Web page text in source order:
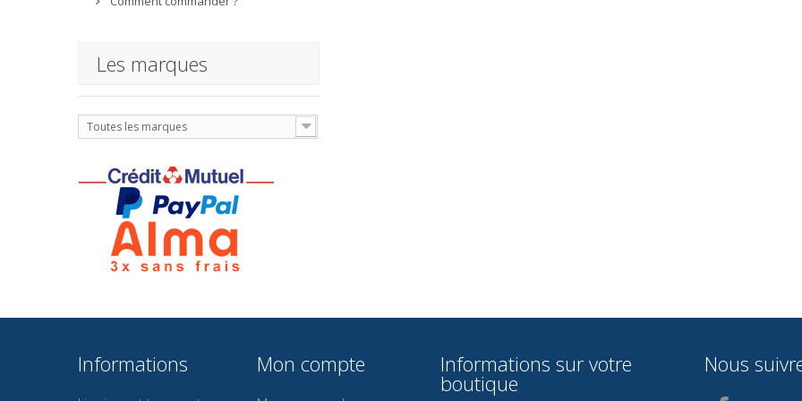
Les marques
Toutes les marques
Informations Mon compte Informations sur votre
boutique
Nous